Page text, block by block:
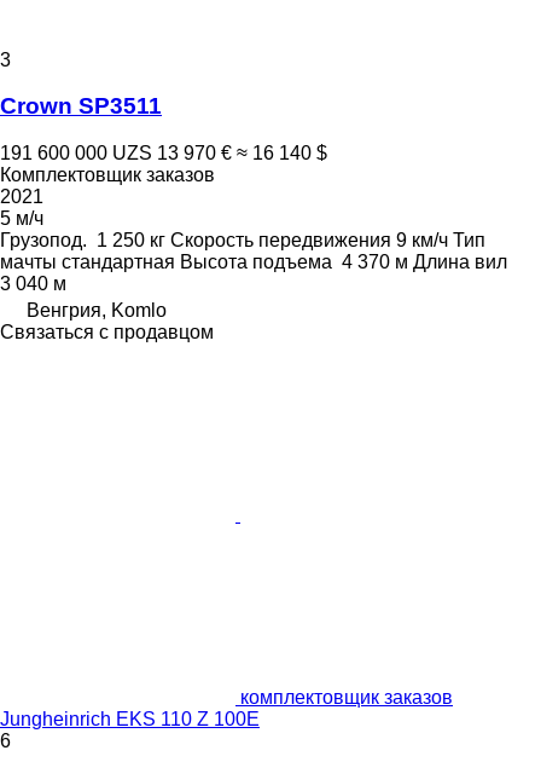
3
Crown SP3511
191 600 000 UZS 13 970 € ≈ 16 140 $
Комплектовщик заказов
2021
5 м/ч
Грузопод. 1 250 кг Скорость передвижения 9 км/ч Тип
мачты стандартная Высота подъема 4 370 м Длина вил
3 040 м
Венгрия, Komlo
Связаться с продавцом
комплектовщик заказов
Jungheinrich EKS 110 Z 100E
6